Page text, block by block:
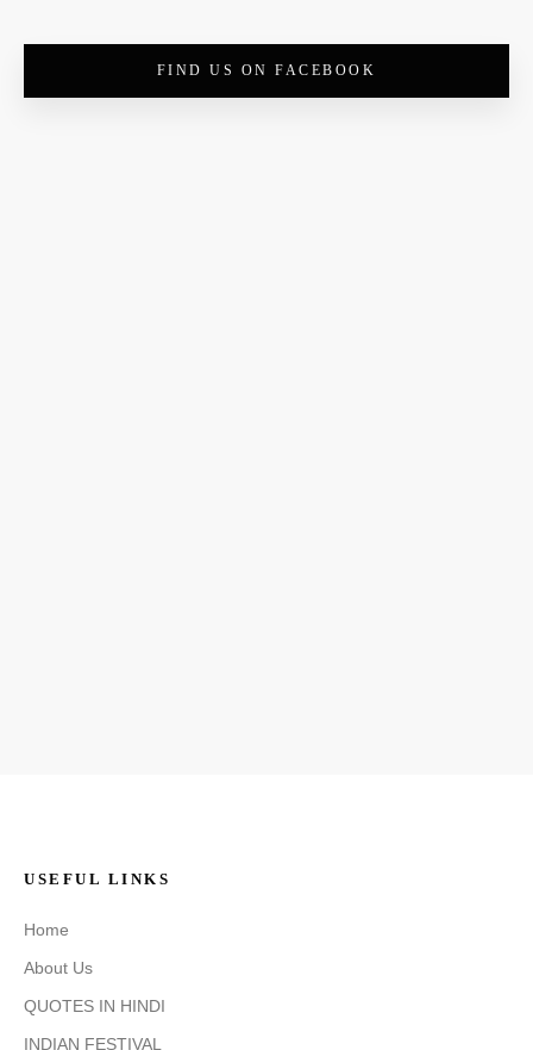
FIND US ON FACEBOOK
USEFUL LINKS
Home
About Us
QUOTES IN HINDI
INDIAN FESTIVAL